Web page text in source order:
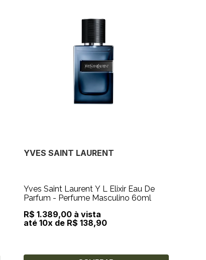
YVES SAINT LAURENT
Yves Saint Laurent Y L Elixir Eau De
Parfum - Perfume Masculino 60ml
R$ 1.389,00 à vista
até 10x de R$ 138,90